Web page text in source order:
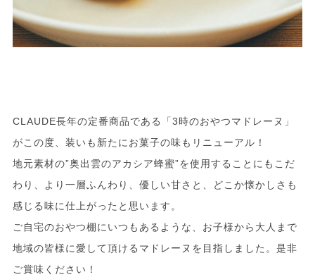
CLAUDE長年の定番商品である「3時のおやつマドレーヌ」
がこの度、装いも新たにお菓子の味もリニューアル！
地元素材の”奥出雲のアカシア蜂蜜”を使用することにもこだ
わり、より一層ふんわり、優しい甘さと、どこか懐かしさも
感じる味に仕上がったと思います。
ご自宅のおやつ棚にいつもあるような、お子様から大人まで
地域の皆様に愛して頂けるマドレーヌを目指しました。是非
ご賞味ください！